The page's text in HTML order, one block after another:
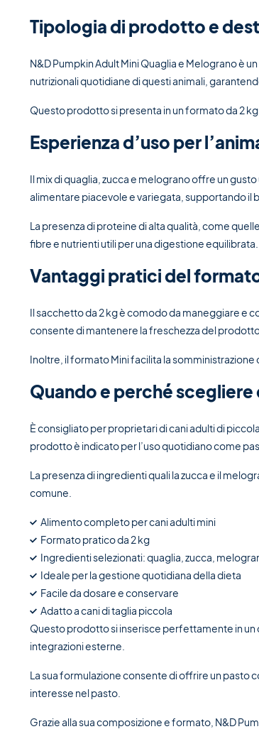
Tipologia di prodotto e
N&D Pumpkin Adult Mini Quaglia e Melograno è
nutrizionali quotidiane di questi animali,
Questo prodotto si presenta in un formato da 2
Esperienza d’uso per
Il mix di quaglia, zucca e melograno offre un
alimentare piacevole e variegata, supportando il
La presenza di proteine di alta qualità, come
fibre e nutrienti utili per una digestione equilibrata.
Vantaggi pratici del
Il sacchetto da 2 kg è comodo da maneggiare e
consente di mantenere la freschezza del
Inoltre, il formato Mini facilita la
Quando e perché
È consigliato per proprietari di cani adulti di
prodotto è indicato per l’uso quotidiano come
La presenza di ingredienti quali la zucca e il
comune.
Alimento completo per cani adulti mini
Formato pratico da 2 kg
Ingredienti selezionati: quaglia, zucca,
Ideale per la gestione quotidiana della dieta
Facile da dosare e conservare
Adatto a cani di taglia piccola
Questo prodotto si inserisce perfettamente in
integrazioni esterne.
La sua formulazione consente di offrire un pasto
interesse nel pasto.
Grazie alla sua composizione e formato, N&D